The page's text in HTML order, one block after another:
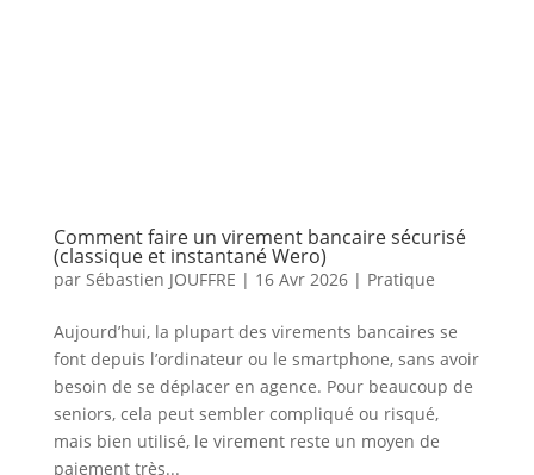
Comment faire un virement bancaire sécurisé
(classique et instantané Wero)
par Sébastien JOUFFRE | 16 Avr 2026| Pratique
Aujourd’hui, la plupart des virements bancaires se
font depuis l’ordinateur ou le smartphone, sans avoir
besoin de se déplacer en agence. Pour beaucoup de
seniors, cela peut sembler compliqué ou risqué,
mais bien utilisé, le virement reste un moyen de
paiement très...